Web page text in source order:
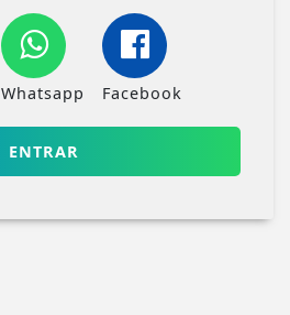
Whatsapp Facebook
ENTRAR